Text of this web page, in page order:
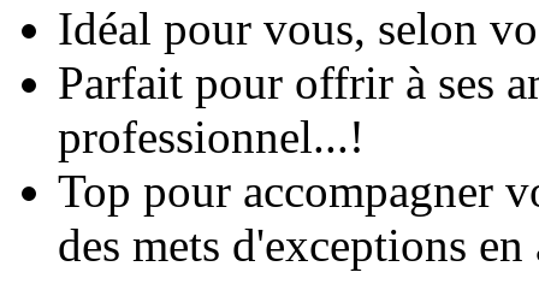
Idéal pour vous, selon
Parfait pour offrir à ses
professionnel...!
Top pour accompagner
des mets d'exceptions